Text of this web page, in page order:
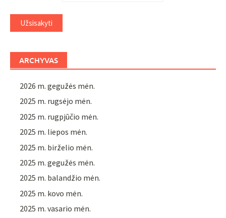
ARCHYVAS
2026 m. gegužės mėn.
2025 m. rugsėjo mėn.
2025 m. rugpjūčio mėn.
2025 m. liepos mėn.
2025 m. birželio mėn.
2025 m. gegužės mėn.
2025 m. balandžio mėn.
2025 m. kovo mėn.
2025 m. vasario mėn.